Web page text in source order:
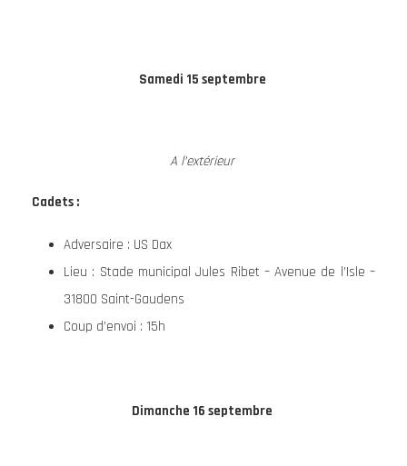
Samedi 15 septembre
A l’extérieur
Cadets :
Adversaire : US Dax
Lieu : Stade municipal Jules Ribet – Avenue de l’Isle –
31800 Saint-Gaudens
Coup d’envoi : 15h
Dimanche 16 septembre